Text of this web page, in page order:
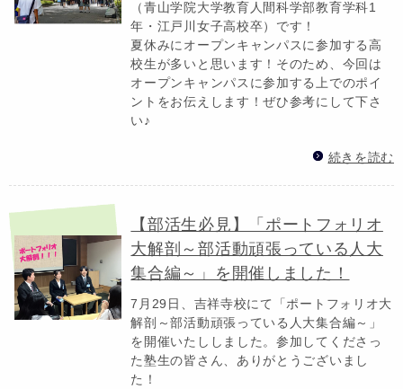
（青山学院大学教育人間科学部教育学科1
年・江戸川女子高校卒）です！
夏休みにオープンキャンパスに参加する高
校生が多いと思います！そのため、今回は
オープンキャンパスに参加する上でのポイ
ントをお伝えします！ぜひ参考にして下さ
い♪
続きを読む
【部活生必見】「ポートフォリオ
大解剖～部活動頑張っている人大
集合編～」を開催しました！
7月29日、吉祥寺校にて「ポートフォリオ大
解剖～部活動頑張っている人大集合編～」
を開催いたししました。参加してくださっ
た塾生の皆さん、ありがとうございまし
た！